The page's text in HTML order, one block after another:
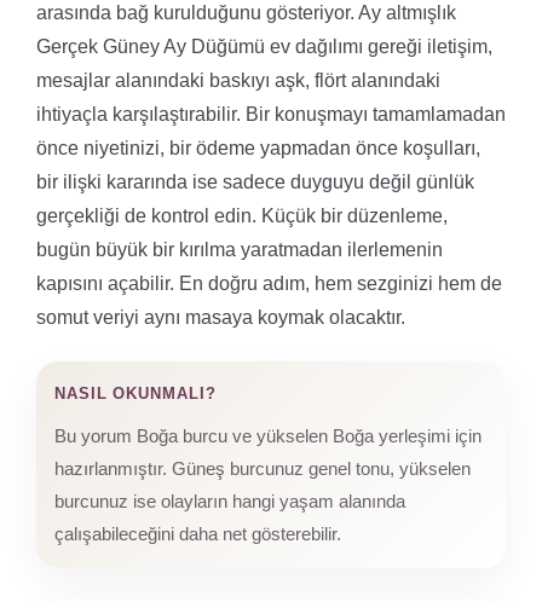
arasında bağ kurulduğunu gösteriyor. Ay altmışlık
Gerçek Güney Ay Düğümü ev dağılımı gereği iletişim,
mesajlar alanındaki baskıyı aşk, flört alanındaki
ihtiyaçla karşılaştırabilir. Bir konuşmayı tamamlamadan
önce niyetinizi, bir ödeme yapmadan önce koşulları,
bir ilişki kararında ise sadece duyguyu değil günlük
gerçekliği de kontrol edin. Küçük bir düzenleme,
bugün büyük bir kırılma yaratmadan ilerlemenin
kapısını açabilir. En doğru adım, hem sezginizi hem de
somut veriyi aynı masaya koymak olacaktır.
NASIL OKUNMALI?
Bu yorum Boğa burcu ve yükselen Boğa yerleşimi için
hazırlanmıştır. Güneş burcunuz genel tonu, yükselen
burcunuz ise olayların hangi yaşam alanında
çalışabileceğini daha net gösterebilir.